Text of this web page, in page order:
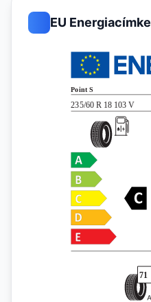
EU Energiacímke